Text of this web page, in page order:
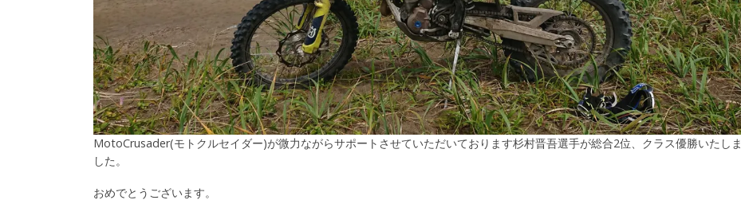
MotoCrusader(モトクルセイダー)が微力ながらサポートさせていただいております杉村晋吾選手が総合2位、クラス優勝いたしま
した。
おめでとうございます。